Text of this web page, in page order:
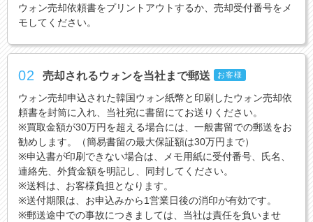
ウォン売却依頼書をプリントアウトするか、売却受付番号をメ
モしてください。
02 売却されるウォンを当社まで郵送 お客様
ウォン売却申込された韓国ウォン紙幣と印刷したウォン売却依
頼書を封筒に入れ、当社宛に書留にてお送りください。
※買取金額が30万円を超える場合には、一般書留での郵送をお
勧めします。（簡易書留の最大保証額は30万円まで）
※申込書が印刷できない場合は、メモ用紙に受付番号、氏名、
連絡先、外貨金額を明記し、同封してください。
※送料は、お客様負担となります。
※送付期限は、お申込みから1営業日後の消印が有効です。
※郵送途中での事故につきましては、当社は責任を負いませ